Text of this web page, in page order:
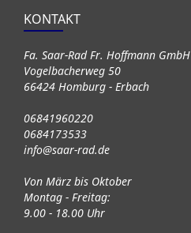
KONTAKT
Fa. Saar-Rad Fr. Hoffmann GmbH
Vogelbacherweg 50
66424 Homburg - Erbach
06841960220
0684173533
info@saar-rad.de
Von März bis Oktober
Montag - Freitag:
9.00 - 18.00 Uhr